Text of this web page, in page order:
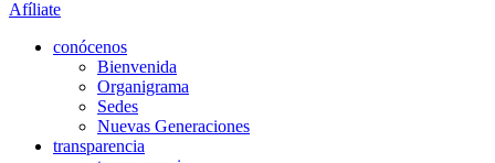
Afíliate
conócenos
Bienvenida
Organigrama
Sedes
Nuevas Generaciones
transparencia